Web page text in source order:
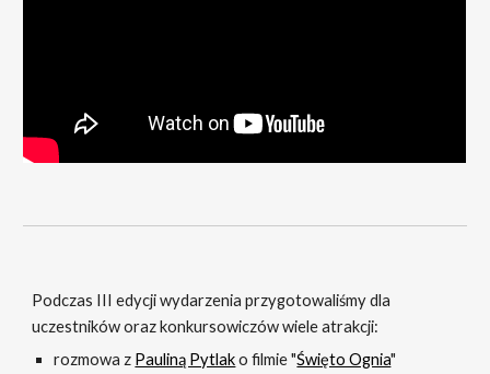
Podczas III edycji wydarzenia przygotowaliśmy dla
uczestników oraz konkursowiczów wiele atrakcji:
rozmowa z Pauliną Pytlako filmie "Święto Ognia"